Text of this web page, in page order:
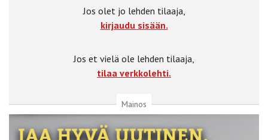
Jos olet jo lehden tilaaja,
kirjaudu sisään.
Jos et vielä ole lehden tilaaja,
tilaa verkkolehti.
Mainos